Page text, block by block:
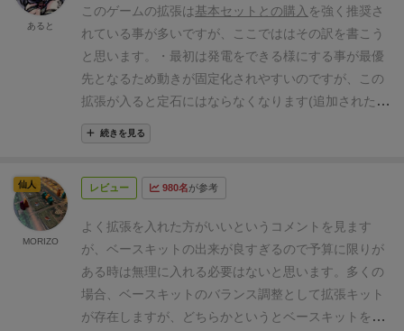
ます。また、本拡張とは別物ですが、重役タイルのA
パックとBパック、これらについても「発電」への道
筋を増やす良品だと思います。
部や発電所3個目でさら増えます。②重役が4人追加 重
役のさっくりな効果ですが
2回連続行動できる重役外
注仕事でリソース消去しなくてよい重役 契約タイル4
枚持てる、達成2件できる重役 私有建物の2回目の使用
可になる重役 って感じです。 個人的には2回連続は気
に入りました＾＾
物というものが建築出来るようになり、取れる選択肢
が広がりました。どれも強力です、内容すべて書くの
はあれなんですが、とにかく！ 基本やってたらまぁ、
なんかやべえって感想が出ると思います(笑)コンポー
ネントこんな感じです
このゲームの拡張は基本セットとの購入 を強く推奨さ
れている事が多いですが、ここでははその訳を書こう
と思います。
・最初は発電をできる様にする事が最優
先となるため動きが固定化されやすいのですが、この
拡張が入ると定石にはならなくなります(追加された新
アクションで直接発電、別枠建設等が出来るため)。
勝利点への獲得手段が大幅に増えた。(新たな建物、私
る、終盤は余る重機を消費して点数変換出来る)
ばれるのでこれにより新たに252通り(10C5)の要素が
加わります。
またアクション枠も大幅に増えたため、
やる事がなくなって銀行行き もほぼ無くなります。
続きを見る
あると
レビュー 980名が参考
よく拡張を入れた方がいいというコメントを見ます
が、ベースキットの出来が良すぎるので予算に限りが
ある時は無理に入れる必要はないと思います。多くの
場合、ベースキットのバランス調整として拡張キット
が存在しますが、どちらかというとベースキットをよ
仙人
MORIZO